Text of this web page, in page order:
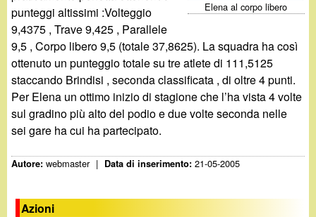
n
o
.
i
t
Elena al corpo libero
punteggi altissimi :Volteggio
9,4375 , Trave 9,425 , Parallele
9,5 , Corpo libero 9,5 (totale 37,8625). La squadra ha così
ottenuto un punteggio totale su tre atlete di 111,5125
staccando Brindisi , seconda classificata , di oltre 4 punti.
Per Elena un ottimo inizio di stagione che l’ha vista 4 volte
sul gradino più alto del podio e due volte seconda nelle
sei gare ha cui ha partecipato.
Autore:webmaster | Data di inserimento:21-05-2005
Azioni